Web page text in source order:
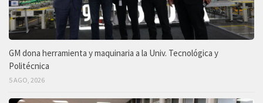
GM dona herramienta y maquinaria a la Univ. Tecnológica y
Politécnica
5 AGO, 2026